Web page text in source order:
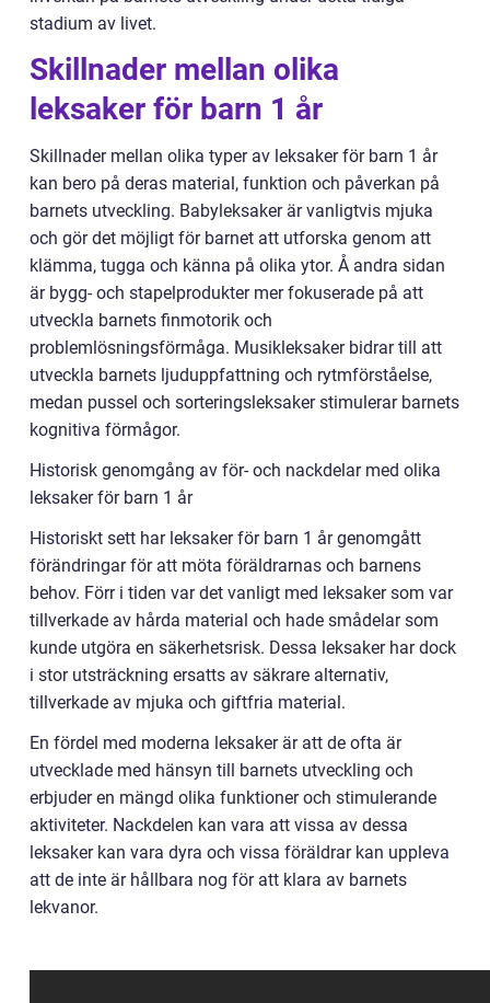
stadium av livet.
Skillnader mellan olika
leksaker för barn 1 år
Skillnader mellan olika typer av leksaker för barn 1 år
kan bero på deras material, funktion och påverkan på
barnets utveckling. Babyleksaker är vanligtvis mjuka
och gör det möjligt för barnet att utforska genom att
klämma, tugga och känna på olika ytor. Å andra sidan
är bygg- och stapelprodukter mer fokuserade på att
utveckla barnets finmotorik och
problemlösningsförmåga. Musikleksaker bidrar till att
utveckla barnets ljuduppfattning och rytmförståelse,
medan pussel och sorteringsleksaker stimulerar barnets
kognitiva förmågor.
Historisk genomgång av för- och nackdelar med olika
leksaker för barn 1 år
Historiskt sett har leksaker för barn 1 år genomgått
förändringar för att möta föräldrarnas och barnens
behov. Förr i tiden var det vanligt med leksaker som var
tillverkade av hårda material och hade smådelar som
kunde utgöra en säkerhetsrisk. Dessa leksaker har dock
i stor utsträckning ersatts av säkrare alternativ,
tillverkade av mjuka och giftfria material.
En fördel med moderna leksaker är att de ofta är
utvecklade med hänsyn till barnets utveckling och
erbjuder en mängd olika funktioner och stimulerande
aktiviteter. Nackdelen kan vara att vissa av dessa
leksaker kan vara dyra och vissa föräldrar kan uppleva
att de inte är hållbara nog för att klara av barnets
lekvanor.